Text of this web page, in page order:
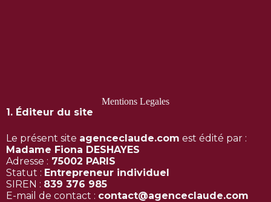
Mentions Legales
1. Éditeur du site
Le présent site agenceclaude.com est édité par :
Madame Fiona DESHAYES
Adresse : 75002 PARIS
Statut : Entrepreneur individuel
SIREN : 839 376 985
E-mail de contact : contact@agenceclaude.com